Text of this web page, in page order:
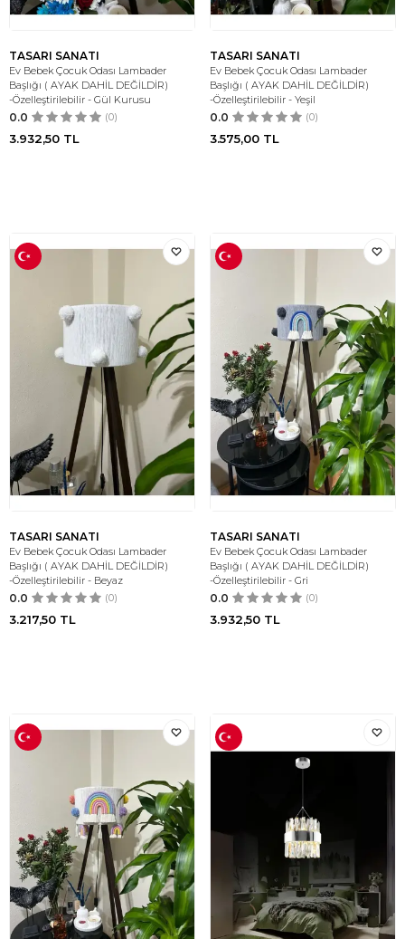
TASARI SANATI
Ev Bebek Çocuk Odası Lambader
Başlığı ( AYAK DAHİL DEĞİLDİR)
-Özelleştirilebilir - Gül Kurusu
0.0 (0)
3.932,50 TL
TASARI SANATI
Ev Bebek Çocuk Odası Lambader
Başlığı ( AYAK DAHİL DEĞİLDİR)
-Özelleştirilebilir - Yeşil
0.0 (0)
3.575,00 TL
TASARI SANATI
Ev Bebek Çocuk Odası Lambader
Başlığı ( AYAK DAHİL DEĞİLDİR)
-Özelleştirilebilir - Beyaz
0.0 (0)
3.217,50 TL
TASARI SANATI
Ev Bebek Çocuk Odası Lambader
Başlığı ( AYAK DAHİL DEĞİLDİR)
-Özelleştirilebilir - Gri
0.0 (0)
3.932,50 TL